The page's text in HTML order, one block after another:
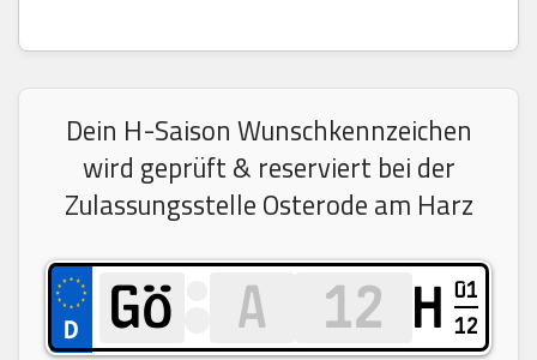
Dein H-Saison Wunschkennzeichen
wird geprüft & reserviert bei der
Zulassungsstelle Osterode am Harz
H 01
12